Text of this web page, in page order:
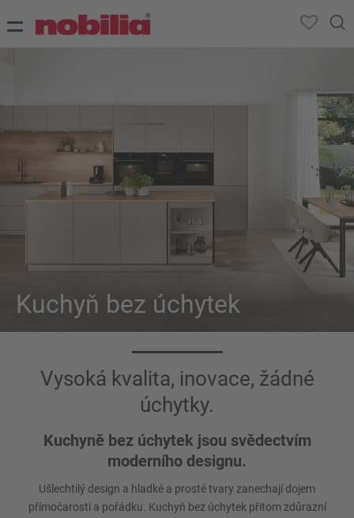
Kuchyň bez úchytek
Vysoká kvalita, inovace, žádné
úchytky.
Kuchyně bez úchytek jsou svědectvím
moderního designu.
Ušlechtilý design a hladké a prosté tvary zanechají dojem
přímočarosti a pořádku. Kuchyň bez úchytek přitom zdůrazní